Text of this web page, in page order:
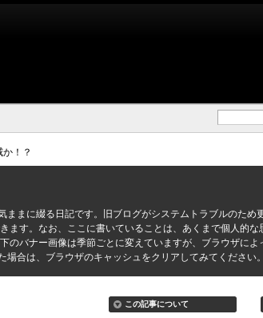
！？
まに綴る日記です。旧ブログがシステムトラブルのため
ます。なお、ここに書いていることは、あくまで個人的な
バナー画像は季節ごとに変えていますが、ブラウザによ
合は、ブラウザのキャッシュをクリアしてみてください。
この記事について